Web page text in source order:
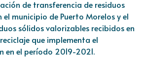
de transferencia de residuos
el municipio de Puerto Morelos y el
sólidos valorizables recibidos en
que implementa el
en el período 2019-2021.